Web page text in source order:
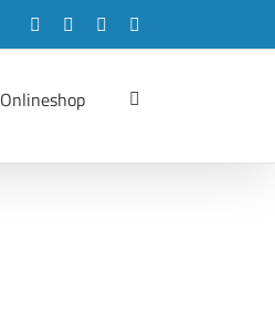
FacebookInstagramLinkedIn
Onlineshop